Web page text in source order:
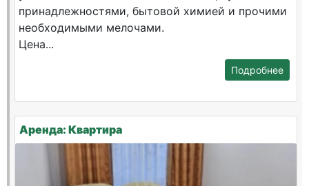
принадлежностями, бытовой химией и прочими
необходимыми мелочами.
Цена...
Подробнее
Аренда: Квартира